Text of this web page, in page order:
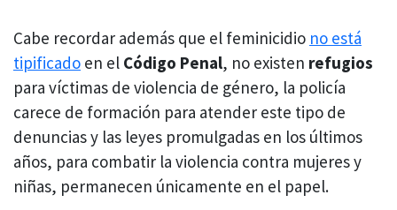
Cabe recordar además que el feminicidio no está
tipificado en el Código Penal, no existen refugios
para víctimas de violencia de género, la policía
carece de formación para atender este tipo de
denuncias y las leyes promulgadas en los últimos
años, para combatir la violencia contra mujeres y
niñas, permanecen únicamente en el papel.